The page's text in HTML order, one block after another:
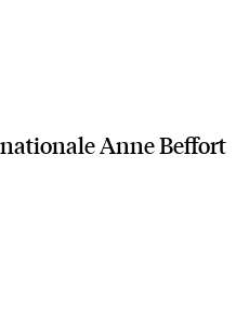
Anne Beffort